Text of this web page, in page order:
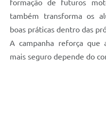
formação de futuros
também transforma os
boas práticas dentro das
A campanha reforça que
mais seguro depende do